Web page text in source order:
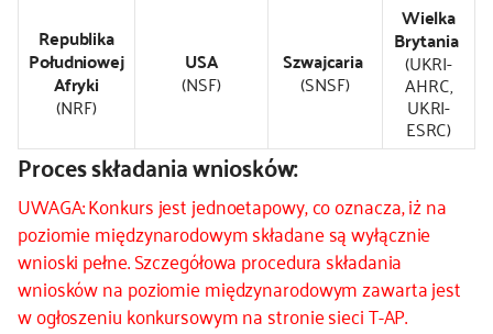
Republika
Południowej
Afryki
(NRF)
USA
(NSF)
Szwajcaria
(SNSF)
Wielka
Brytania
(UKRI-
AHRC,
UKRI-
ESRC)
Proces składania wniosków:
UWAGA: Konkurs jest jednoetapowy, co oznacza, iż na
poziomie międzynarodowym składane są wyłącznie
wnioski pełne. Szczegółowa procedura składania
wniosków na poziomie międzynarodowym zawarta jest
w ogłoszeniu konkursowym na stronie sieci T-AP.